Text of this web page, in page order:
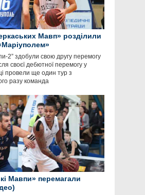
Мавп» розділили
2” здобули свою другу перемогу
своєї дебютної перемогу у
провели ще один тур з
разу команда
Мавпи» перемагали